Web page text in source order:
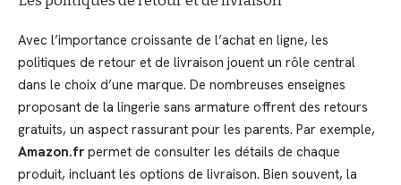
Avec l’importance croissante de l’achat en ligne, les
politiques de retour et de livraison jouent un rôle central
dans le choix d’une marque. De nombreuses enseignes
proposant de la lingerie sans armature offrent des retours
gratuits, un aspect rassurant pour les parents. Par exemple,
Amazon.fr permet de consulter les détails de chaque
produit, incluant les options de livraison. Bien souvent, la